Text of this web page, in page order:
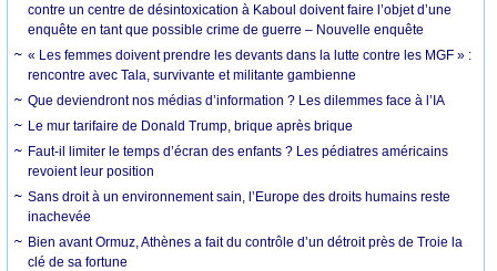
contre un centre de désintoxication à Kaboul doivent faire l’objet d’une
enquête en tant que possible crime de guerre – Nouvelle enquête
« Les femmes doivent prendre les devants dans la lutte contre les MGF » :
rencontre avec Tala, survivante et militante gambienne
Que deviendront nos médias d’information ? Les dilemmes face à l’IA
Le mur tarifaire de Donald Trump, brique après brique
Faut-il limiter le temps d’écran des enfants ? Les pédiatres américains
revoient leur position
Sans droit à un environnement sain, l’Europe des droits humains reste
inachevée
Bien avant Ormuz, Athènes a fait du contrôle d’un détroit près de Troie la
clé de sa fortune